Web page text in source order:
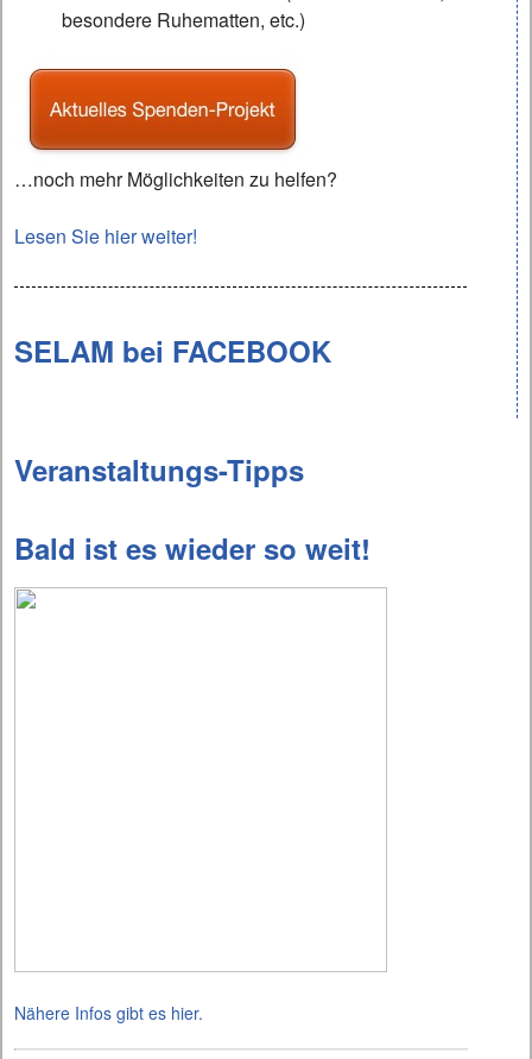
besondere Ruhematten, etc.)
…noch mehr Möglichkeiten zu helfen?
Lesen Sie hier weiter!
SELAM bei FACEBOOK
Veranstaltungs-Tipps
Bald ist es wieder so weit!
Nähere Infos gibt es hier.